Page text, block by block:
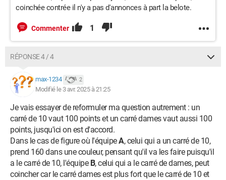
coinchée contrée il n'y a pas d'annonces à part la belote.
Commenter 1
RÉPONSE 4 / 4
max-1234 2
Modifié le 3 avr. 2025 à 21:25
Je vais essayer de reformuler ma question autrement : un
carré de 10 vaut 100 points et un carré dames vaut aussi 100
points, jusqu'ici on est d'accord.
Dans le cas de figure où l'équipeA, celui qui a un carré de 10,
prend 160 dans une couleur, pensant qu'il va les faire puisqu'il
a le carré de 10, l'équipe B, celui qui a le carré de dames, peut
coincher car le carré dames est plus fort que le carré de 10 et